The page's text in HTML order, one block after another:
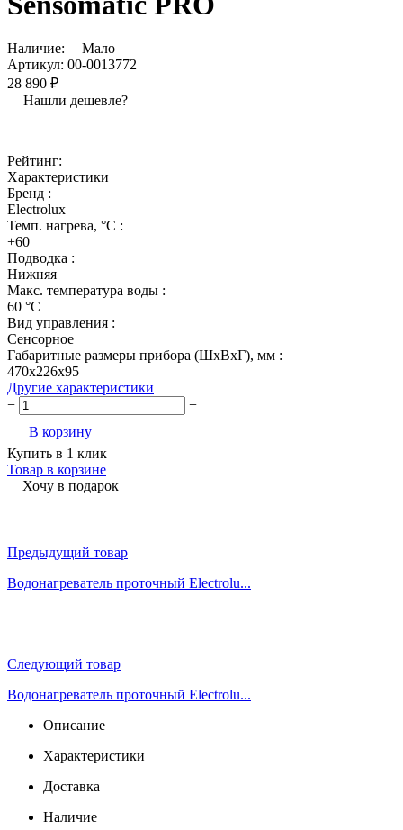
Наличие:
Мало
Артикул: 00-0013772
28 890 ₽
Нашли дешевле?
Рейтинг:
Характеристики
Бренд :
Electrolux
Темп. нагрева, °С :
+60
Подводка :
Нижняя
Макс. температура воды :
60 °С
Вид управления :
Сенсорное
Габаритные размеры прибора (ШхВхГ), мм :
470х226х95
Другие характеристики
−
+
В корзину
Купить в 1 клик
Товар в корзине
Хочу в подарок
Предыдущий товар
Водонагреватель проточный Electrolu...
Следующий товар
Водонагреватель проточный Electrolu...
Описание
Характеристики
Доставка
Наличие